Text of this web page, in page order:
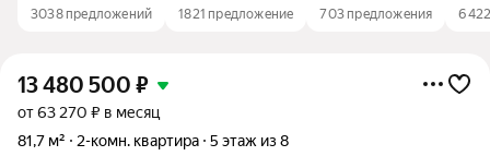
3038 предложений 1821 предложение 703 предложения
13 480 500 ₽
от 63 270 ₽ в месяц
81,7 м²
2-комн. квартира 5 этаж из 8